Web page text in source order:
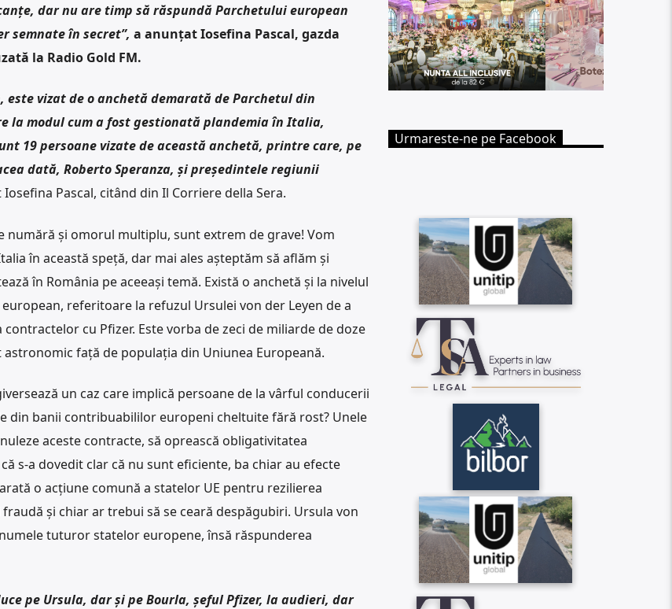
dar nu are timp să răspundă Parchetului european
semnate în secret”, a anunțatIosefina Pascal, gazda
la Radio Gold FM.
vizat de o anchetă demarată de Parchetul din
la modul cum a fost gestionată plandemia în Italia,
19 persoane vizate de această anchetă, printre care, pe
dată, Roberto Speranza, și preşedintele regiunii
Pascal, citând din Il Corriere della Sera.
numără și omorul multiplu, sunt extrem de grave! Vom
în această speță, dar mai ales așteptăm să aflăm și
în România pe aceeași temă. Există o anchetă și la nivelul
referitoare la refuzul Ursulei von der Leyen de a
cu Pfizer. Este vorba de zeci de miliarde de doze
față de populația din Uniunea Europeană.
un caz care implică persoane de la vârful conducerii
din banii contribuabililor europeni cheltuite fără rost? Unele
aceste contracte, să oprească obligativitatea
s-a dovedit clar că nu sunt eficiente, ba chiar au efecte
o acțiune comună a statelor UE pentru rezilierea
și chiar ar trebui să se ceară despăgubiri. Ursula von
tuturor statelor europene, însă răspunderea
pe Ursula, dar și pe Bourla, șeful Pfizer, la audieri, dar
Urmareste-ne pe Facebook